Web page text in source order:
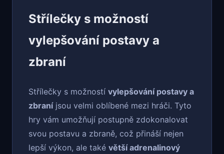
Střílečky s možností
vylepšování postavy a
zbraní
Střílečky s možností vylepšování postavy a
zbraníjsou velmi oblíbené mezi hráči. Tyto
hry vám umožňují postupně zdokonalovat
svou postavu a zbraně, což přináší nejen
lepší výkon, ale také větší adrenalinový